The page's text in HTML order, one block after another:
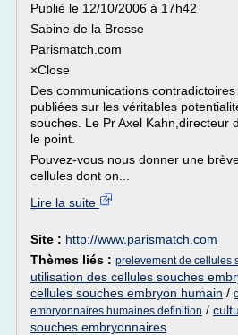
Publié le 12/10/2006 à 17h42
Sabine de la Brosse
Parismatch.com
×Close
Des communications
publiées sur les véritables
souches. Le Pr Axel Kahn,directeur
le point.
Pouvez-vous nous donner une
cellules dont on...
Lire la suite
Site : http://www.parismatch.com
Thèmes liés : prelevement de cellules
utilisation des cellules souches
cellules souches embryon humain /
embryonnaires humaines definition /
souches embryonnaires